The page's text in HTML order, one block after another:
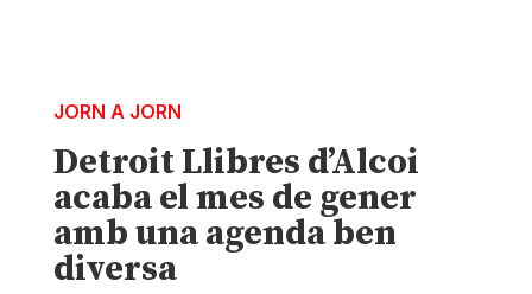
JORN A JORN
Detroit Llibres d’Alcoi
acaba el mes de gener
amb una agenda ben
diversa